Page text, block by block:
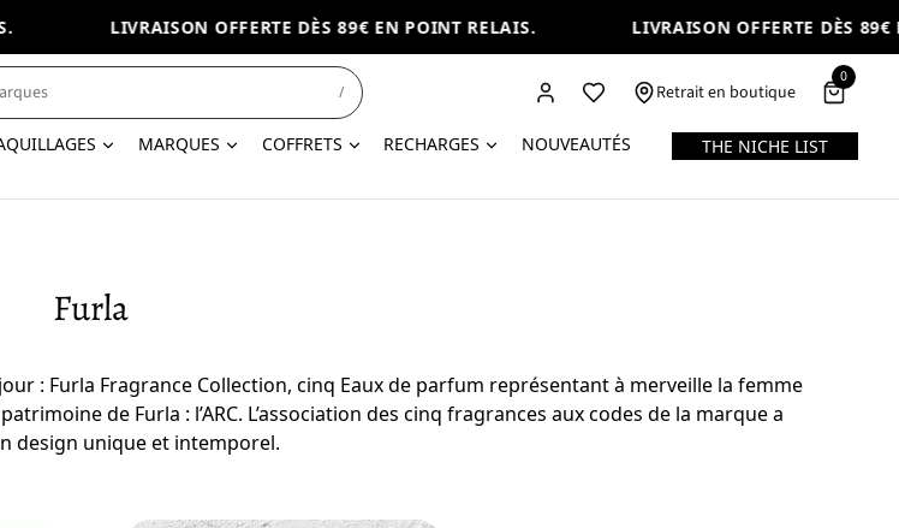
LIVRAISON OFFERTE DÈS 89€ EN POINT RELAIS. LIVRAISON OFFERTE DÈS 89€
/ Retrait en boutique
0
MARQUES COFFRETS RECHARGES NOUVEAUTÉS
THE NICHE LIST
Furla
: Furla Fragrance Collection, cinq Eaux de parfum représentant à merveille la femme
de Furla : l’ARC. L’association des cinq fragrances aux codes de la marque a
design unique et intemporel.